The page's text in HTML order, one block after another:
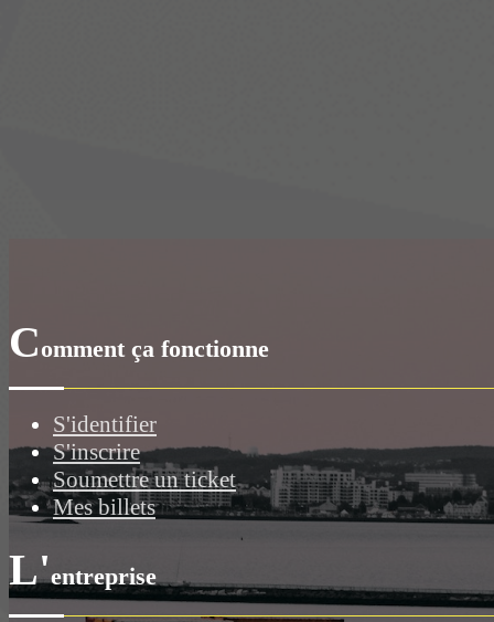
Comment ça fonctionne
S'identifier
S'inscrire
Soumettre un ticket
Mes billets
L'entreprise